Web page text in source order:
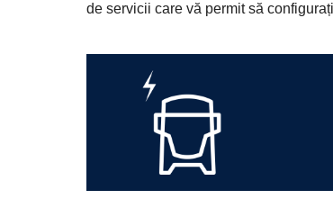
de servicii care vă permit să